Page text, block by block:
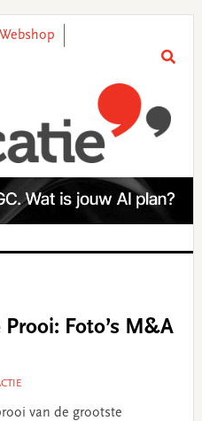
Webshop
Foto’s M&A
van de grootste